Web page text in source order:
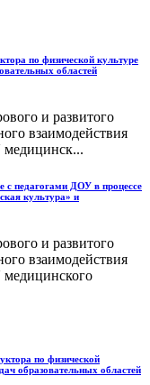
по физической культуре
областей
и развитого
взаимодействия
медицинск...
с педагогами ДОУ в процессе
культура» и
и развитого
взаимодействия
медицинского
по физической
образовательных областей